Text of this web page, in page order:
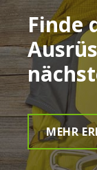
Finde
MEHR